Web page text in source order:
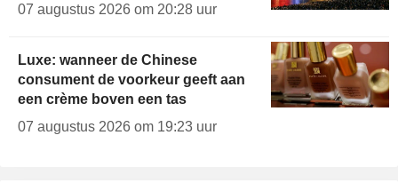
07 augustus 2026 om 20:28 uur
Luxe: wanneer de Chinese
consument de voorkeur geeft aan
een crème boven een tas
07 augustus 2026 om 19:23 uur